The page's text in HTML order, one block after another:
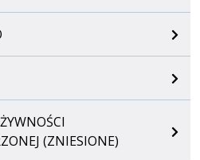
(ZNIESIONE)